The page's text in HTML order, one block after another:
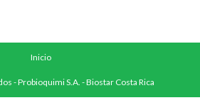
Inicio
- Probioquimi S.A. - Biostar Costa Rica